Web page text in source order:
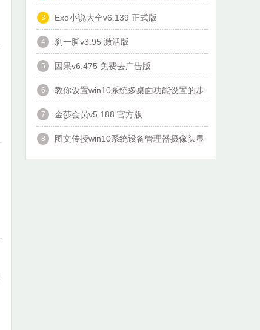
的办法?
Exo小说大全v6.139 正式版
3
刹一脚v3.95 激活版
4
因果v6.475 免费去广告版
5
教你设置win10系统多桌面功能设置的步
骤?
6
金莎会员v5.188 官方版
7
图文传授win10系统设备管理器摄像头显
8